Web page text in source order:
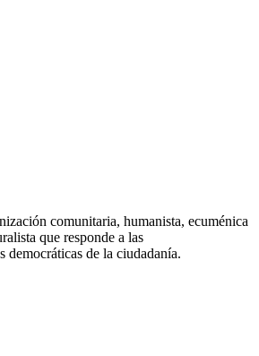
comunitaria, humanista, ecuménica
que responde a las
democráticas de la ciudadanía.